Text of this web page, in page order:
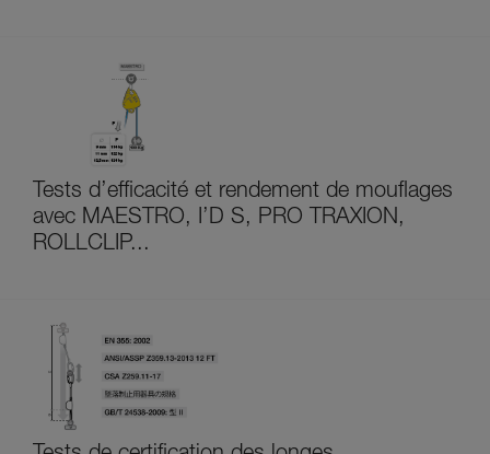
Tests d’efficacité et rendement de mouflages
avec MAESTRO, I’D S, PRO TRAXION,
ROLLCLIP...